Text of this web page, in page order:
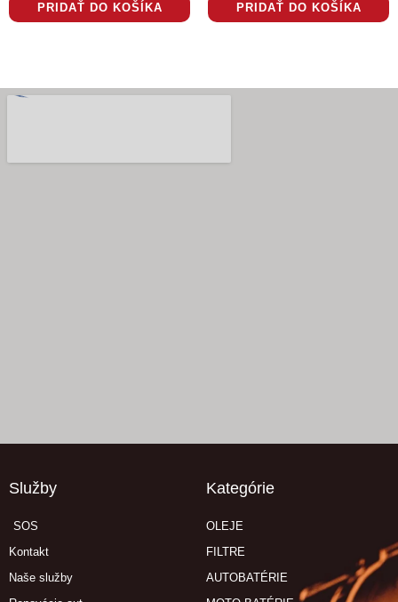
PRIDAŤ DO KOŠÍKA PRIDAŤ DO KOŠÍKA
Služby
SOS
Kontakt
Naše služby
Kategórie
OLEJE
FILTRE
AUTOBATÉRIE